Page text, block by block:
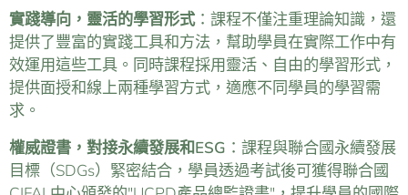
實踐導向，靈活的學習形式：課程不僅注重理論知識，還
提供了豐富的實踐工具和方法，幫助學員在實際工作中有
效運用這些工具。同時課程採用靈活、自由的學習形式，
提供面授和線上兩種學習方式，適應不同學員的學習需
求。
權威證書，對接永續發展和ESG ：課程與聯合國永續發展
目標（SDGs）緊密結合，學員透過考試後可獲得聯合國